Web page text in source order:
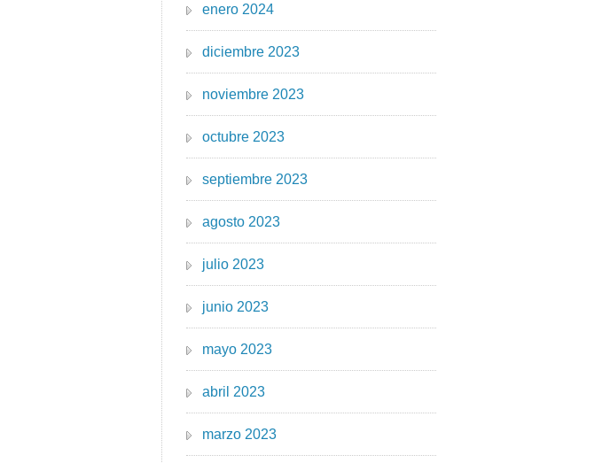
enero 2024
diciembre 2023
noviembre 2023
octubre 2023
septiembre 2023
agosto 2023
julio 2023
junio 2023
mayo 2023
abril 2023
marzo 2023